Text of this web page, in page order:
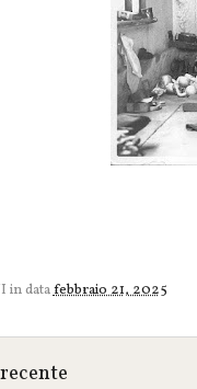
in datafebbraio 21, 2025